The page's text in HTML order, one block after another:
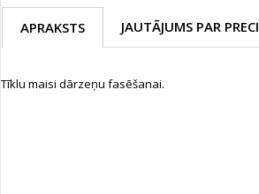
APRAKSTS JAUTĀJUMS PAR PRECI
Tīklu maisi dārzeņu fasēšanai.